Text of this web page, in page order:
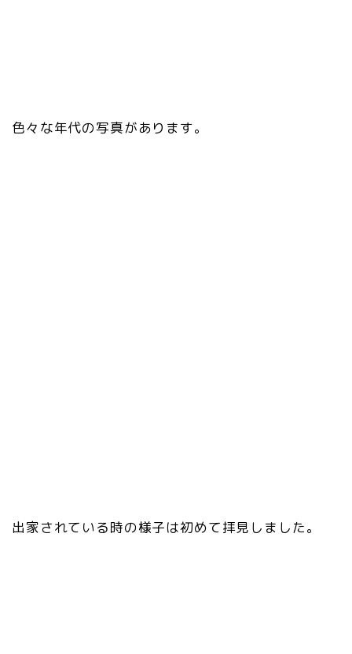
色々な年代の写真があります。
出家されている時の様子は初めて拝見しました。